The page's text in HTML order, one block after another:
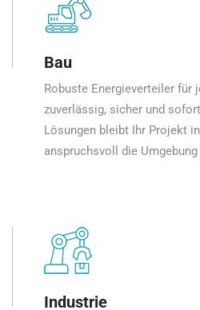
Bau
Robuste Energieverteiler für
zuverlässig, sicher und
Lösungen bleibt Ihr Projekt
anspruchsvoll die
Industrie